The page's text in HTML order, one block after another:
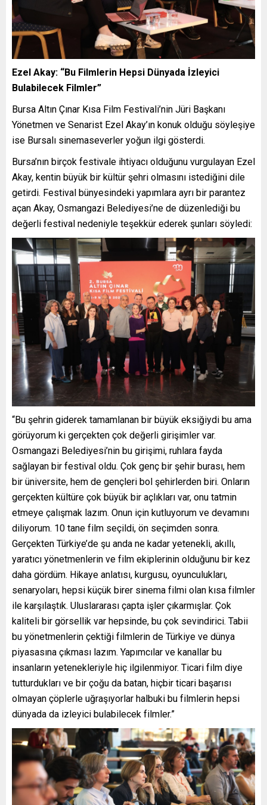
Ezel Akay: “Bu Filmlerin Hepsi Dünyada İzleyici
Bulabilecek Filmler”
Bursa Altın Çınar Kısa Film Festivali’nin Jüri Başkanı
Yönetmen ve Senarist Ezel Akay’ın konuk olduğu söyleşiye
ise Bursalı sinemaseverler yoğun ilgi gösterdi.
Bursa’nın birçok festivale ihtiyacı olduğunu vurgulayan Ezel
Akay, kentin büyük bir kültür şehri olmasını istediğini dile
getirdi. Festival bünyesindeki yapımlara ayrı bir parantez
açan Akay, Osmangazi Belediyesi’ne de düzenlediği bu
değerli festival nedeniyle teşekkür ederek şunları söyledi:
“Bu şehrin giderek tamamlanan bir büyük eksiğiydi bu ama
görüyorum ki gerçekten çok değerli girişimler var.
Osmangazi Belediyesi’nin bu girişimi, ruhlara fayda
sağlayan bir festival oldu. Çok genç bir şehir burası, hem
bir üniversite, hem de gençleri bol şehirlerden biri. Onların
gerçekten kültüre çok büyük bir açlıkları var, onu tatmin
etmeye çalışmak lazım. Onun için kutluyorum ve devamını
diliyorum. 10 tane film seçildi, ön seçimden sonra.
Gerçekten Türkiye’de şu anda ne kadar yetenekli, akıllı,
yaratıcı yönetmenlerin ve film ekiplerinin olduğunu bir kez
daha gördüm. Hikaye anlatısı, kurgusu, oyunculukları,
senaryoları, hepsi küçük birer sinema filmi olan kısa filmler
ile karşılaştık. Uluslararası çapta işler çıkarmışlar. Çok
kaliteli bir görsellik var hepsinde, bu çok sevindirici. Tabii
bu yönetmenlerin çektiği filmlerin de Türkiye ve dünya
piyasasına çıkması lazım. Yapımcılar ve kanallar bu
insanların yetenekleriyle hiç ilgilenmiyor. Ticari film diye
tutturdukları ve bir çoğu da batan, hiçbir ticari başarısı
olmayan çöplerle uğraşıyorlar halbuki bu filmlerin hepsi
dünyada da izleyici bulabilecek filmler.”